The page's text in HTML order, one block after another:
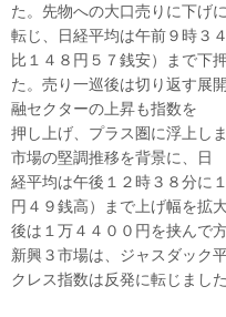
た。先物への大口売りに下げに
転じ、日経平均は午前９時３
比１４８円５７銭安）まで下
た。売り一巡後は切り返す展
融セクターの上昇も指数を
押し上げ、プラス圏に浮上し
市場の堅調推移を背景に、日
経平均は午後１２時３８分に
円４９銭高）まで上げ幅を拡
後は１万４４００円を挟んで
新興３市場は、ジャスダック
クレス指数は反発に転じました